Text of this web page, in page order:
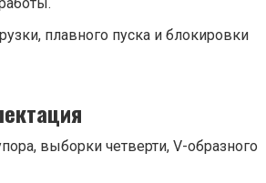
плавного пуска и блокировки
выборки четверти, V-образного